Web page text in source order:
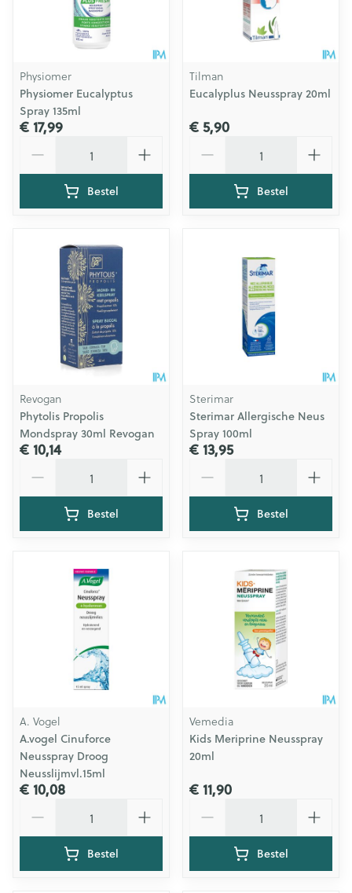
Physiomer
Physiomer Eucalyptus
Spray 135ml
€ 17,99
Bestel
Tilman
Eucalyplus Neusspray 20ml
€ 5,90
Bestel
Revogan
Phytolis Propolis
Mondspray 30ml Revogan
€ 10,14
Bestel
Sterimar
Sterimar Allergische Neus
Spray 100ml
€ 13,95
Bestel
A. Vogel
A.vogel Cinuforce
Neusspray Droog
Neusslijmvl.15ml
€ 10,08
Bestel
Vemedia
Kids Meriprine Neusspray
20ml
€ 11,90
Bestel